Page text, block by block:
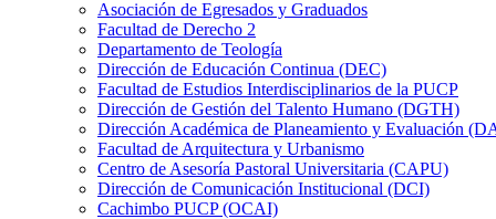
Asociación de Egresados y Graduados
Facultad de Derecho 2
Departamento de Teología
Dirección de Educación Continua (DEC)
Facultad de Estudios Interdisciplinarios de la PUCP
Dirección de Gestión del Talento Humano (DGTH)
Dirección Académica de Planeamiento y Evaluación
Facultad de Arquitectura y Urbanismo
Centro de Asesoría Pastoral Universitaria (CAPU)
Dirección de Comunicación Institucional (DCI)
Cachimbo PUCP (OCAI)